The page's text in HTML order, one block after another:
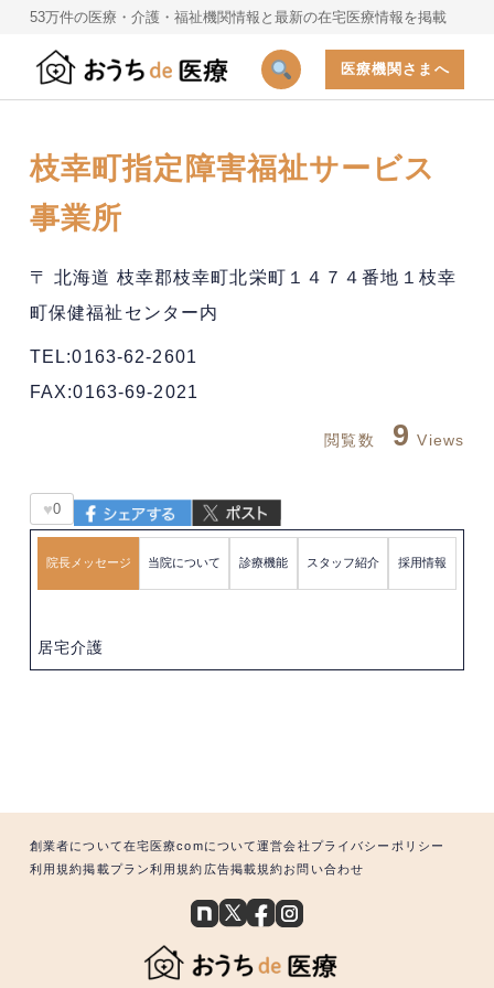
53万件の医療・介護・福祉機関情報と最新の在宅医療情報を掲載
医療機関さまへ
枝幸町指定障害福祉サービス
事業所
〒 北海道 枝幸郡枝幸町北栄町１４７４番地１枝幸
町保健福祉センター内
TEL:0163-62-2601
FAX:0163-69-2021
閲覧数 9 Views
♥0
院長メッセージ 当院について 診療機能 スタッフ紹介 採用情報
居宅介護
創業者について在宅医療comについて運営会社 プライバシーポリシー
利用規約掲載プラン利用規約 広告掲載規約お問い合わせ